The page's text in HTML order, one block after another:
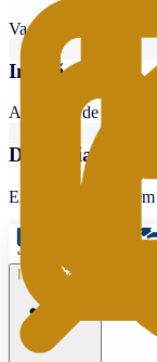
Vacinas para todas
Infusão
Aplicação de
Domiciliar
Exames e vacinas
Institucional